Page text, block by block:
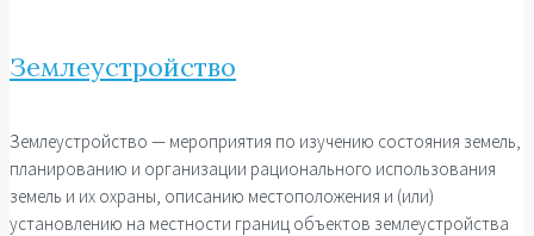
Землеустройство
Землеустройство — мероприятия по изучению состояния земель,
планированию и организации рационального использования
земель и их охраны, описанию местоположения и (или)
установлению на местности границ объектов землеустройства